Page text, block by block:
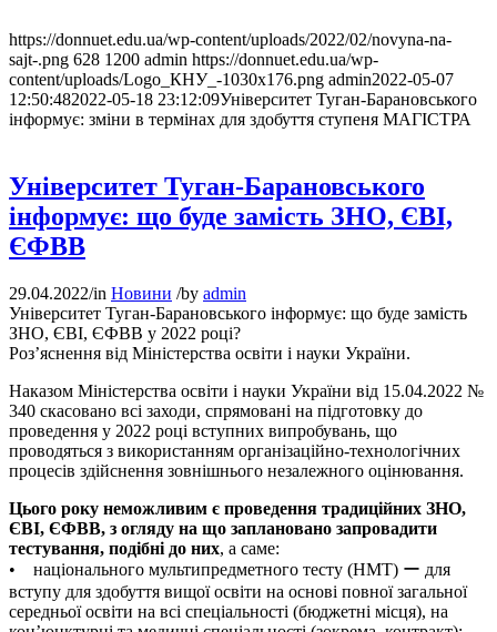
https://donnuet.edu.ua/wp-content/uploads/2022/02/novyna-na-
sajt-.png 628 1200 admin https://donnuet.edu.ua/wp-
content/uploads/Logo_КНУ_-1030x176.png admin2022-05-07
12:50:482022-05-18 23:12:09Університет Туган-Барановського
інформує: зміни в термінах для здобуття ступеня МАГІСТРА
Університет Туган-Барановського
інформує: що буде замість ЗНО, ЄВІ,
ЄФВВ
29.04.2022/in Новини /by admin
Університет Туган-Барановського інформує: що буде замість
ЗНО, ЄВІ, ЄФВВ у 2022 році?
Роз’яснення від Міністерства освіти і науки України.
Наказом Міністерства освіти і науки України від 15.04.2022 №
340 скасовано всі заходи, спрямовані на підготовку до
проведення у 2022 році вступних випробувань, що
проводяться з використанням організаційно-технологічних
процесів здійснення зовнішнього незалежного оцінювання.
Цього року неможливим є проведення традиційних ЗНО,
ЄВІ, ЄФВВ, з огляду на що заплановано запровадити
тестування, подібні до них, а саме:
• національного мультипредметного тесту (НМТ) ー для
вступу для здобуття вищої освіти на основі повної загальної
середньої освіти на всі спеціальності (бюджетні місця), на